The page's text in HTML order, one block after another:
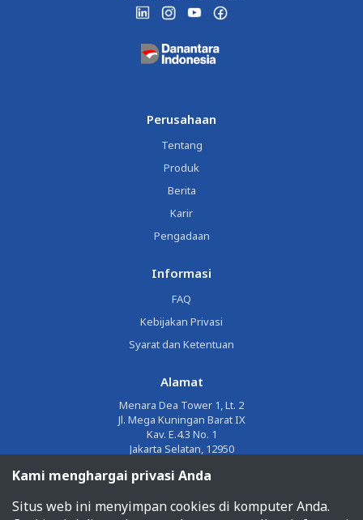
Perusahaan
Tentang
Produk
Berita
Karir
Pengadaan
Informasi
FAQ
Kebijakan Privasi
Syarat dan Ketentuan
Alamat
Menara Dea Tower 1, Lt. 2
Jl. Mega Kuningan Barat IX
Kav. E.4.3 No. 1
Jakarta Selatan, 12950
Email
corporate@jalin.co.id
Kami menghargai privasi Anda
Situs web ini menyimpan cookies di komputer Anda.